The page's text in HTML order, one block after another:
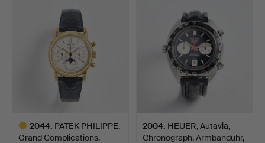
2044. PATEK PHILIPPE,
Grand Complications,
2004. HEUER, Autavia,
Chronograph, Armbanduhr,